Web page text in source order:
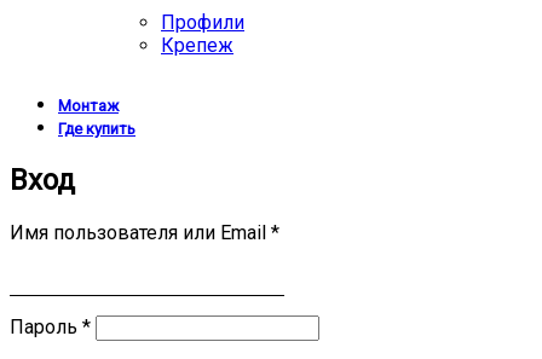
Профили
Крепеж
Монтаж
Где купить
Вход
Имя пользователя или Email *
Пароль *